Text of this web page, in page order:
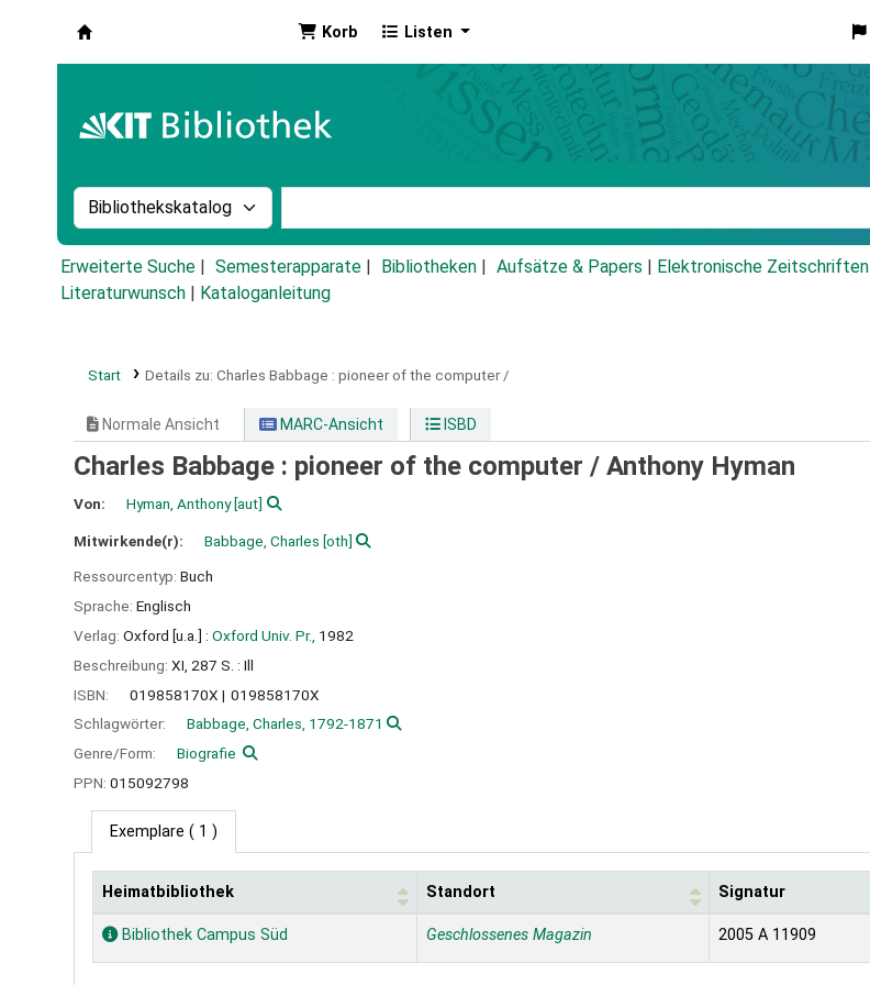
Korb Listen
Suche im Katalog nach:
Erweiterte Suche Semesterapparate Bibliotheken Aufsätze & Papers Elektronische Zeitschriften
Literaturwunsch
Kataloganleitung
Start Details zu: Charles Babbage : pioneer of the computer /
Normale Ansicht MARC-Ansicht ISBD
Charles Babbage : pioneer of the computer / Anthony Hyman
Von: Hyman, Anthony[aut]
Mitwirkende(r): Babbage, Charles [oth]
Ressourcentyp: Buch
Sprache: Englisch
Verlag: Oxford [u.a.] : Oxford Univ. Pr., 1982
Beschreibung: XI, 287 S. : Ill
ISBN:
019858170X
019858170X
Schlagwörter:
Babbage, Charles, 1792-1871
Genre/Form:
Biografie
PPN: 015092798
Exemplare ( 1 )
Exemplare
Heimatbibliothek Standort Signatur
Bibliothek Campus Süd Geschlossenes Magazin 2005 A 11909